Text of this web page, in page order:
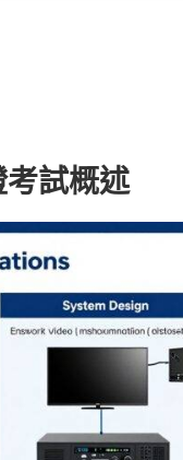
考試概述